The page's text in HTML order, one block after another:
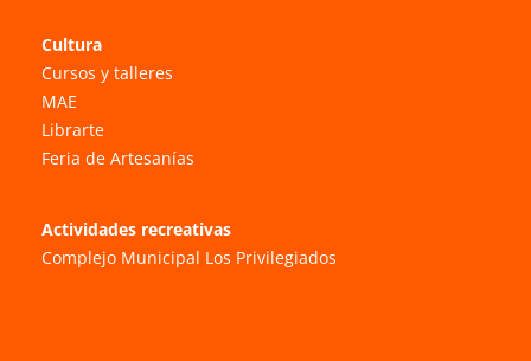
Cultura
Cursos y talleres
MAE
Librarte
Feria de Artesanías
Actividades recreativas
Complejo Municipal Los Privilegiados